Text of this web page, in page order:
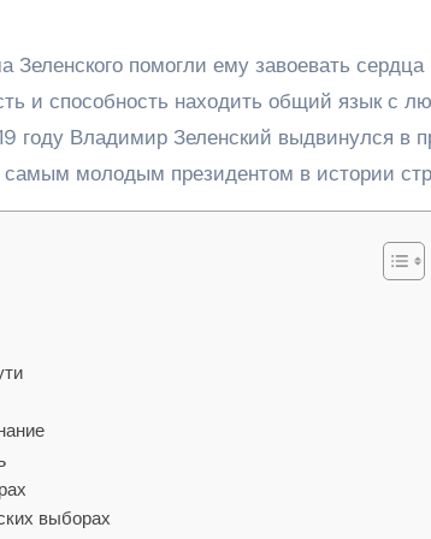
Зеленского помогли ему завоевать
и способность находить общий язык с
году Владимир Зеленский выдвинулся в
самым молодым президентом в истории
выборах